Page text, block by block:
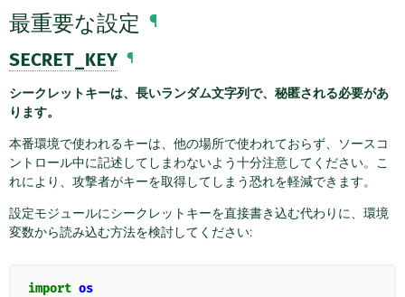
最重要な設定 ¶
SECRET_KEY ¶
シークレットキーは、長いランダム文字列で、秘匿される必要があ
ります。
本番環境で使われるキーは、他の場所で使われておらず、ソースコ
ントロール中に記述してしまわないよう十分注意してください。こ
れにより、攻撃者がキーを取得してしまう恐れを軽減できます。
設定モジュールにシークレットキーを直接書き込む代わりに、環境
変数から読み込む方法を検討してください:
import os